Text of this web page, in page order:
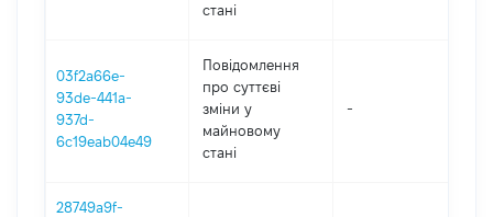
стані
03f2a66e-
93de-441a-
937d-
6c19eab04e49
Повідомлення
про суттєві
зміни y
майновому
стані
-
28749a9f-